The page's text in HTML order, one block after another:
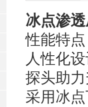
冰点渗
性能特
人性化
探头助
采用冰